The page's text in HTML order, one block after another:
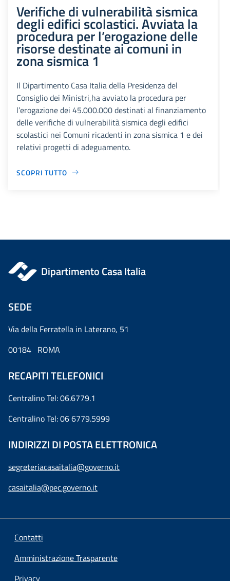
Verifiche di vulnerabilità sismica
degli edifici scolastici. Avviata la
procedura per l’erogazione delle
risorse destinate ai comuni in
zona sismica 1
Il Dipartimento Casa Italia della Presidenza del
Consiglio dei Ministri,ha avviato la procedura per
l’erogazione dei 45.000.000 destinati al finanziamento
delle verifiche di vulnerabilità sismica degli edifici
scolastici nei Comuni ricadenti in zona sismica 1 e dei
relativi progetti di adeguamento.
SCOPRI TUTTO
Dipartimento Casa Italia
SEDE
Via della Ferratella in Laterano, 51
00184 ROMA
RECAPITI TELEFONICI
Centralino Tel: 06.6779.1
Centralino Tel: 06 6779.5999
INDIRIZZI DI POSTA ELETTRONICA
segreteriacasaitalia@governo.it
casaitalia@pec.governo.it
Contatti
Amministrazione Trasparente
Privacy